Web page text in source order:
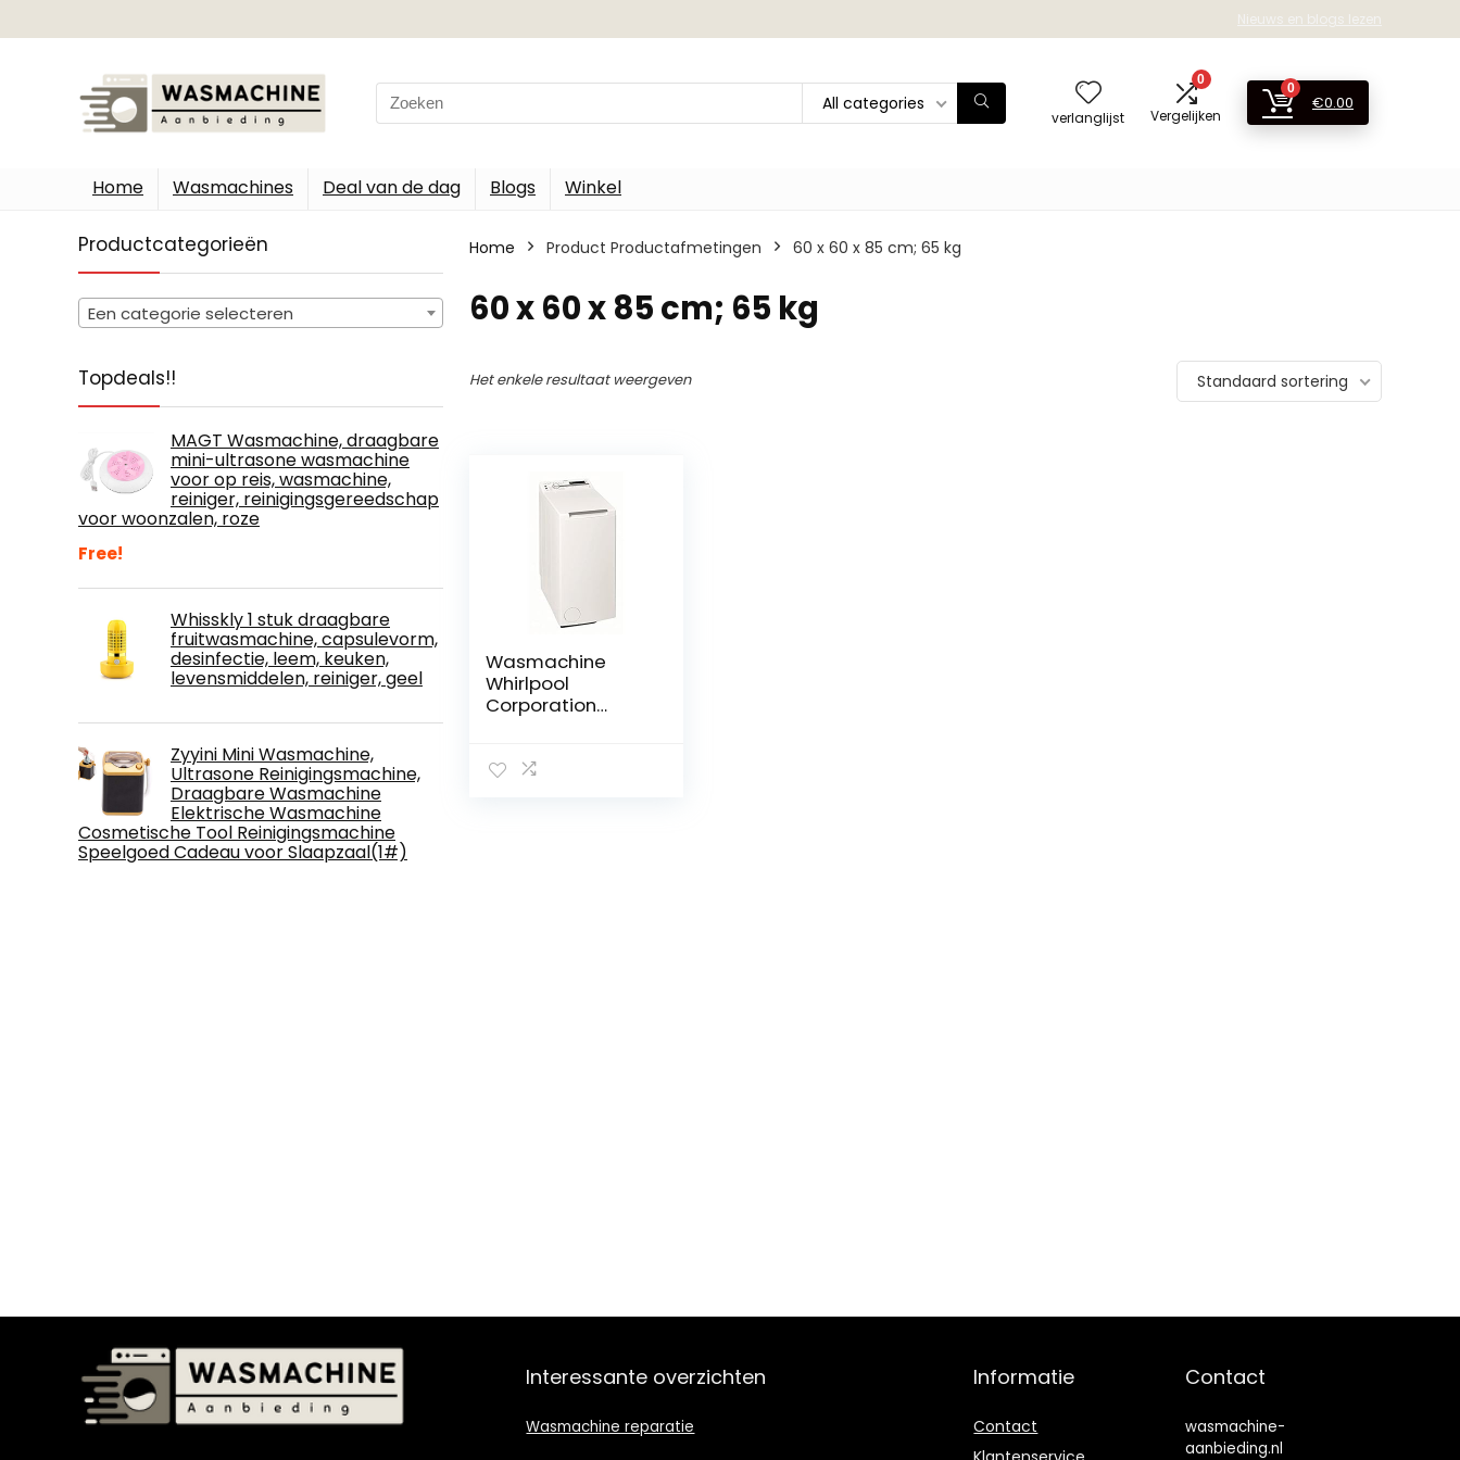
Nieuws en blogs lezen
Search
for:
All categories
verlanglijst
0
Vergelijken
0
€0.00
Home Wasmachines Deal van de dag Blogs Winkel
Productcategorieën
Een categorie selecteren
Topdeals!!
MAGT Wasmachine, draagbare
mini-ultrasone wasmachine
voor op reis, wasmachine,
reiniger, reinigingsgereedschap
voor woonzalen, roze
Free!
Whisskly 1 stuk draagbare
fruitwasmachine, capsulevorm,
desinfectie, leem, keuken,
levensmiddelen, reiniger, geel
Zyyini Mini Wasmachine,
Ultrasone Reinigingsmachine,
Draagbare Wasmachine
Elektrische Wasmachine
Cosmetische Tool Reinigingsmachine
Speelgoed Cadeau voor Slaapzaal(1#)
Home Product Productafmetingen ‎60 x 60 x 85 cm; 65 kg
‎60 x 60 x 85 cm; 65 kg
Het enkele resultaat weergeven Standaard sortering
Wasmachine
Whirlpool
Corporation
Interessante overzichten
Wasmachine reparatie
Informatie
Contact
Contact
wasmachine-
aanbieding.nl